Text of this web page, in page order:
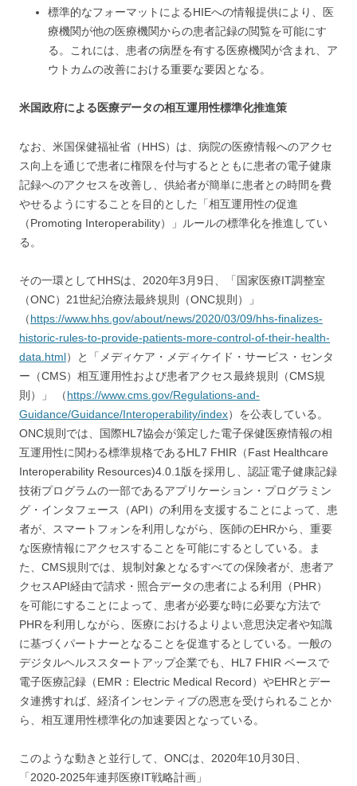
標準的なフォーマットによるHIEへの情報提供により、医
療機関が他の医療機関からの患者記録の閲覧を可能にす
る。これには、患者の病歴を有する医療機関が含まれ、ア
ウトカムの改善における重要な要因となる。
米国政府による医療データの相互運用性標準化推進策
なお、米国保健福祉省（HHS）は、病院の医療情報へのアクセ
ス向上を通じで患者に権限を付与するとともに患者の電子健康
記録へのアクセスを改善し、供給者が簡単に患者との時間を費
やせるようにすることを目的とした「相互運用性の促進
（Promoting Interoperability）」ルールの標準化を推進してい
る。
その一環としてHHSは、2020年3月9日、「国家医療IT調整室
（ONC）21世紀治療法最終規則（ONC規則）」
（https://www.hhs.gov/about/news/2020/03/09/hhs-finalizes-
historic-rules-to-provide-patients-more-control-of-their-health-
data.html）と「メディケア・メディケイド・サービス・センタ
ー（CMS）相互運用性および患者アクセス最終規則（CMS規
則）」 （https://www.cms.gov/Regulations-and-
Guidance/Guidance/Interoperability/index）を公表している。
ONC規則では、国際HL7協会が策定した電子保健医療情報の相
互運用性に関わる標準規格であるHL7 FHIR（Fast Healthcare
Interoperability Resources)4.0.1版を採用し、認証電子健康記録
技術プログラムの一部であるアプリケーション・プログラミン
グ・インタフェース（API）の利用を支援することによって、患
者が、スマートフォンを利用しながら、医師のEHRから、重要
な医療情報にアクセスすることを可能にするとしている。ま
た、CMS規則では、規制対象となるすべての保険者が、患者ア
クセスAPI経由で請求・照合データの患者による利用（PHR）
を可能にすることによって、患者が必要な時に必要な方法で
PHRを利用しながら、医療におけるよりよい意思決定者や知識
に基づくパートナーとなることを促進するとしている。一般の
デジタルヘルススタートアップ企業でも、HL7 FHIR ベースで
電子医療記録（EMR：Electric Medical Record）やEHRとデー
タ連携すれば、経済インセンティブの恩恵を受けられることか
ら、相互運用性標準化の加速要因となっている。
このような動きと並行して、ONCは、2020年10月30日、
「2020-2025年連邦医療IT戦略計画」